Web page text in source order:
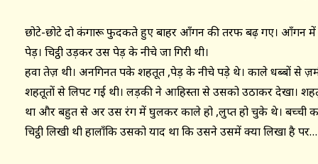
छोटे-छोटे दो कंगारू फुदकते हुए बाहर आँगन की तरफ बढ़ गए। आँगन
पेड़। चिट्ठी उड़कर उस पेड़ के नीचे जा गिरी थी।
हवा तेज़ थी। अनगिनत पके शहतूत ,पेड़ के नीचे पड़े थे। काले धब्बों से
शहतूतों से लिपट गई थी। लड़की ने आहिस्ता से उसको उठाकर देखा।
था और बहुत से अक्षर उस रंग में घुलकर काले हो ,लुप्त हो चुके थे। बच्ची
चिट्ठी लिखी थी हालाँकि उसको याद था कि उसने उसमें क्या लिखा है पर…